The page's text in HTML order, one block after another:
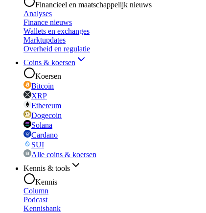
Financieel en maatschappelijk nieuws
Analyses
Finance nieuws
Wallets en exchanges
Marktupdates
Overheid en regulatie
Coins & koersen
Koersen
Bitcoin
XRP
Ethereum
Dogecoin
Solana
Cardano
SUI
Alle coins & koersen
Kennis & tools
Kennis
Column
Podcast
Kennisbank